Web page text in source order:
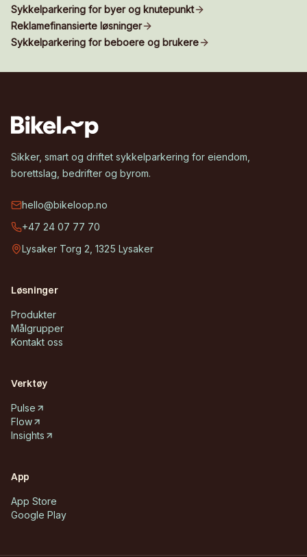
Sykkelparkering for byer og knutepunkt
Reklamefinansierte løsninger
Sykkelparkering for beboere og brukere
Sikker, smart og driftet sykkelparkering for eiendom,
borettslag, bedrifter og byrom.
hello@bikeloop.no
+47 24 07 77 70
Lysaker Torg 2, 1325 Lysaker
Løsninger
Produkter
Målgrupper
Kontakt oss
Verktøy
Pulse
Flow
Insights
App
App Store
Google Play